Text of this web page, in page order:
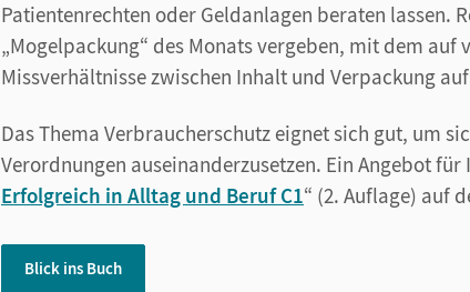
Patientenrechten oder Geldanlagen beraten lassen.
„Mogelpackung“ des Monats vergeben, mit dem auf
Missverhältnisse zwischen Inhalt und Verpackung
Das Thema Verbraucherschutz eignet sich gut, um
Verordnungen auseinanderzusetzen. Ein Angebot für
Erfolgreich in Alltag und Beruf C1“ (2. Auflage) auf
Blick ins Buch